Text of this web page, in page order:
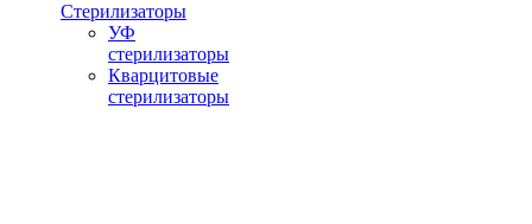
Стерилизаторы
УФ
стерилизаторы
Кварцитовые
стерилизаторы